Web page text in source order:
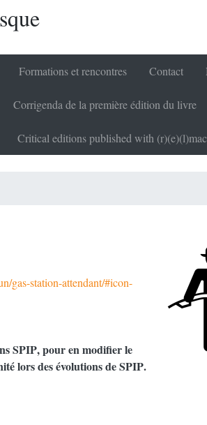
Formations et rencontres Contact
Corrigenda de la première édition du livre
Critical editions published with (r)(e)(l)mac
gas-station-attendant/#icon-
SPIP, pour en modifier le
lors des évolutions deSPIP.